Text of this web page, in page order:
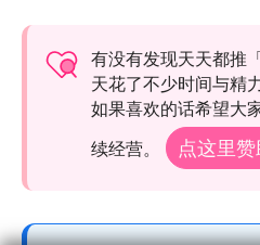
有没有发现天天都推
天花了不少时间与精
如果喜欢的话希望大
续经营。
点这里赞